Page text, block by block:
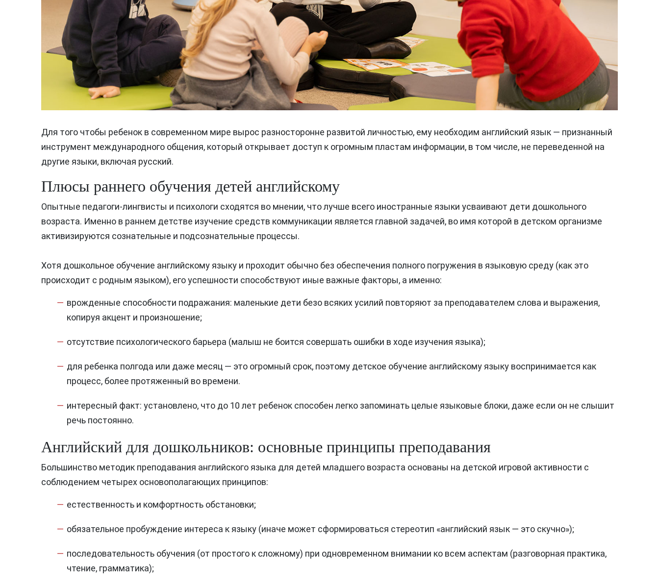
Для того чтобы ребенок в современном мире вырос разносторонне развитой личностью, ему необходим английский язык — признанный
инструмент международного общения, который открывает доступ к огромным пластам информации, в том числе, не переведенной на
другие языки, включая русский.
Плюсы раннего обучения детей английскому
Опытные педагоги-лингвисты и психологи сходятся во мнении, что лучше всего иностранные языки усваивают дети дошкольного
возраста. Именно в раннем детстве изучение средств коммуникации является главной задачей, во имя которой в детском организме
активизируются сознательные и подсознательные процессы.
Хотя дошкольное обучение английскому языку и проходит обычно без обеспечения полного погружения в языковую среду (как это
происходит с родным языком), его успешности способствуют иные важные факторы, а именно:
врожденные способности подражания: маленькие дети безо всяких усилий повторяют за преподавателем слова и выражения,
копируя акцент и произношение;
отсутствие психологического барьера (малыш не боится совершать ошибки в ходе изучения языка);
для ребенка полгода или даже месяц — это огромный срок, поэтому детское обучение английскому языку воспринимается как
процесс, более протяженный во времени.
интересный факт: установлено, что до 10 лет ребенок способен легко запоминать целые языковые блоки, даже если он не слышит
речь постоянно.
Английский для дошкольников: основные принципы преподавания
Большинство методик преподавания английского языка для детей младшего возраста основаны на детской игровой активности с
соблюдением четырех основополагающих принципов:
естественность и комфортность обстановки;
обязательное пробуждение интереса к языку (иначе может сформироваться стереотип «английский язык — это скучно»);
последовательность обучения (от простого к сложному) при одновременном внимании ко всем аспектам (разговорная практика,
чтение, грамматика);